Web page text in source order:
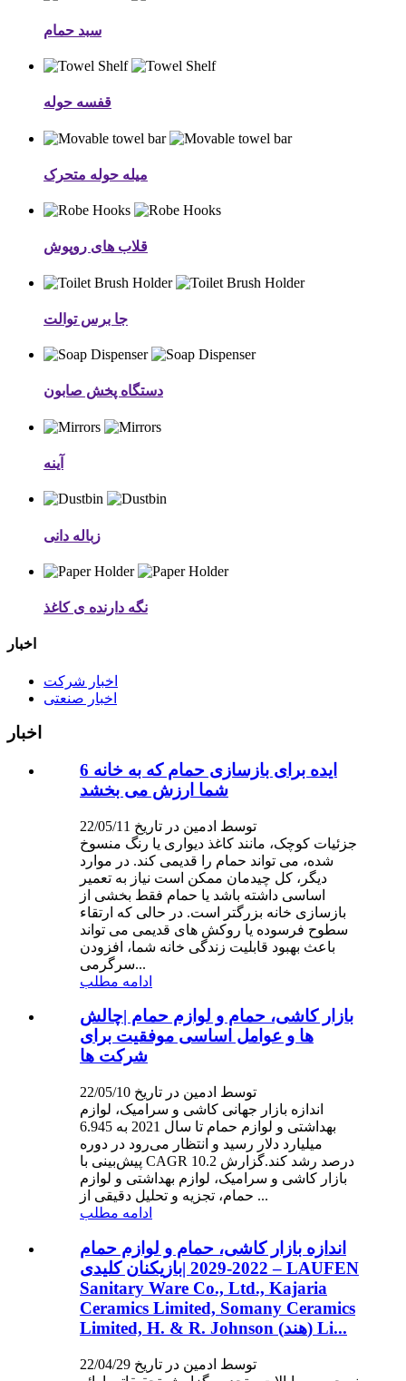
سبد حمام
قفسه حوله
میله حوله متحرک
قلاب های روپوش
جا برس توالت
دستگاه پخش صابون
آینه
زباله دانی
نگه دارنده ی کاغذ
اخبار
اخبار شرکت
اخبار صنعتی
اخبار
6 ایده برای بازسازی حمام که به خانه
شما ارزش می بخشد
توسط ادمین در تاریخ 22/05/11
جزئیات کوچک، مانند کاغذ دیواری یا رنگ منسوخ
شده، می تواند حمام را قدیمی کند. در موارد
دیگر، کل چیدمان ممکن است نیاز به تعمیر
اساسی داشته باشد یا حمام فقط بخشی از
بازسازی خانه بزرگتر است. در حالی که ارتقاء
سطوح فرسوده یا روکش های قدیمی می تواند
باعث بهبود قابلیت زندگی خانه شما، افزودن
سرگرمی...
ادامه مطلب
بازار کاشی، حمام و لوازم حمام |چالش
ها و عوامل اساسی موفقیت برای
شرکت ها
توسط ادمین در تاریخ 22/05/10
اندازه بازار جهانی کاشی و سرامیک، لوازم
بهداشتی و لوازم حمام تا سال 2021 به 6.945
میلیارد دلار رسید و انتظار می‌رود در دوره
پیش‌بینی با CAGR 10.2 درصد رشد کند.گزارش
بازار کاشی و سرامیک، لوازم بهداشتی و لوازم
حمام، تجزیه و تحلیل دقیقی از ...
ادامه مطلب
اندازه بازار کاشی، حمام و لوازم حمام
2022-2029 |بازیکنان کلیدی – LAUFEN
Sanitary Ware Co., Ltd., Kajaria
Ceramics Limited, Somany Ceramics
Limited, H. & R. Johnson (هند) Li...
توسط ادمین در تاریخ 22/04/29